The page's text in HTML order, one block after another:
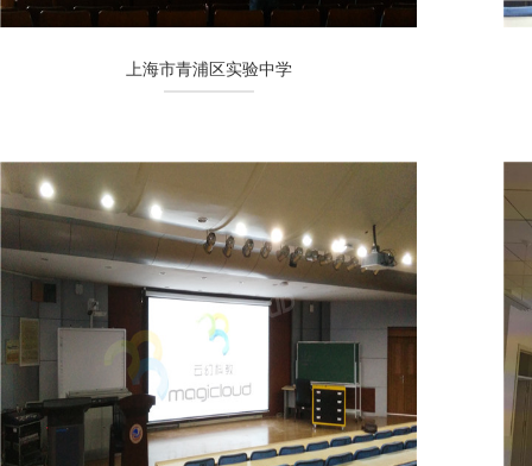
上海市青浦区实验中学